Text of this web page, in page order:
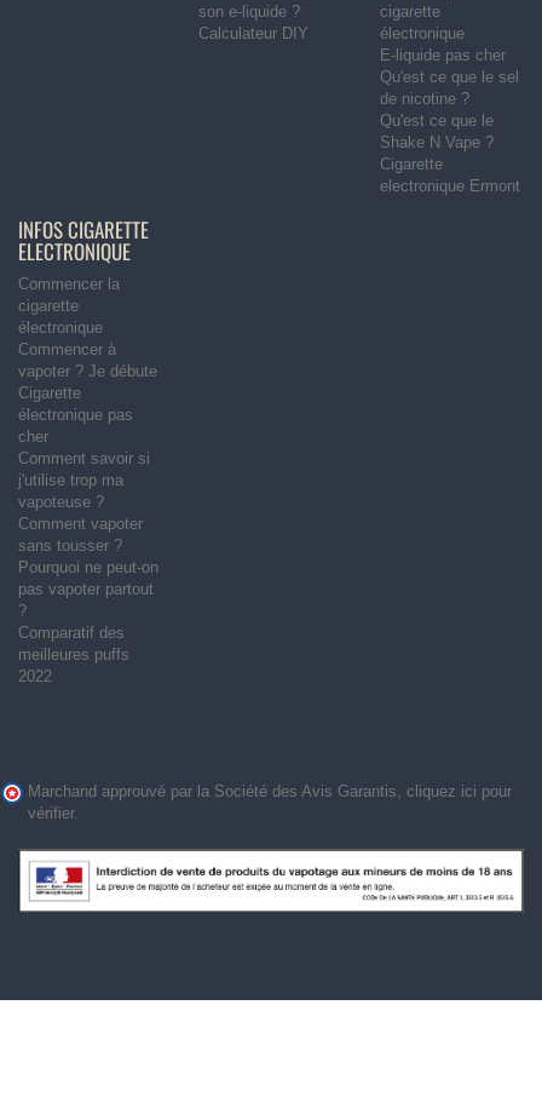
son e-liquide ?
Calculateur DIY
cigarette
électronique
E-liquide pas cher
Qu'est ce que le sel
de nicotine ?
Qu'est ce que le
Shake N Vape ?
Cigarette
electronique Ermont
INFOS CIGARETTE
ELECTRONIQUE
Commencer la
cigarette
électronique
Commencer à
vapoter ? Je débute
Cigarette
électronique pas
cher
Comment savoir si
j'utilise trop ma
vapoteuse ?
Comment vapoter
sans tousser ?
Pourquoi ne peut-on
pas vapoter partout
?
Comparatif des
meilleures puffs
2022
Marchand approuvé par la Société des Avis Garantis, cliquez ici pour
vérifier.